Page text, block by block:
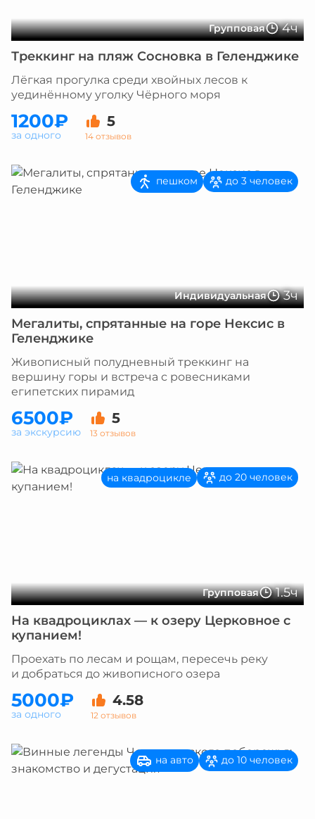
Групповая
4ч
Треккинг на пляж Сосновка в Геленджике
Лёгкая прогулка среди хвойных лесов к
уединённому уголку Чёрного моря
1200₽ 5
14 отзывов
за одного
Индивидуальная 3ч
пешком до 3 человек
Мегалиты, спрятанные на горе Нексис в
Геленджике
Живописный полудневный треккинг на
вершину горы и встреча с ровесниками
египетских пирамид
6500₽ 5
13 отзывов
за экскурсию
Групповая 1.5ч
на квадроцикле до 20 человек
На квадроциклах — к озеру Церковное с
купанием!
Проехать по лесам и рощам, пересечь реку
и добраться до живописного озера
5000₽ 4.58
12 отзывов
за одного
на авто до 10 человек